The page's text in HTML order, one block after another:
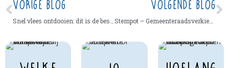
VORIGE BLOG VOLGENDE BLOG
Stempot – Gemeenteraadsverkiezingen 2022